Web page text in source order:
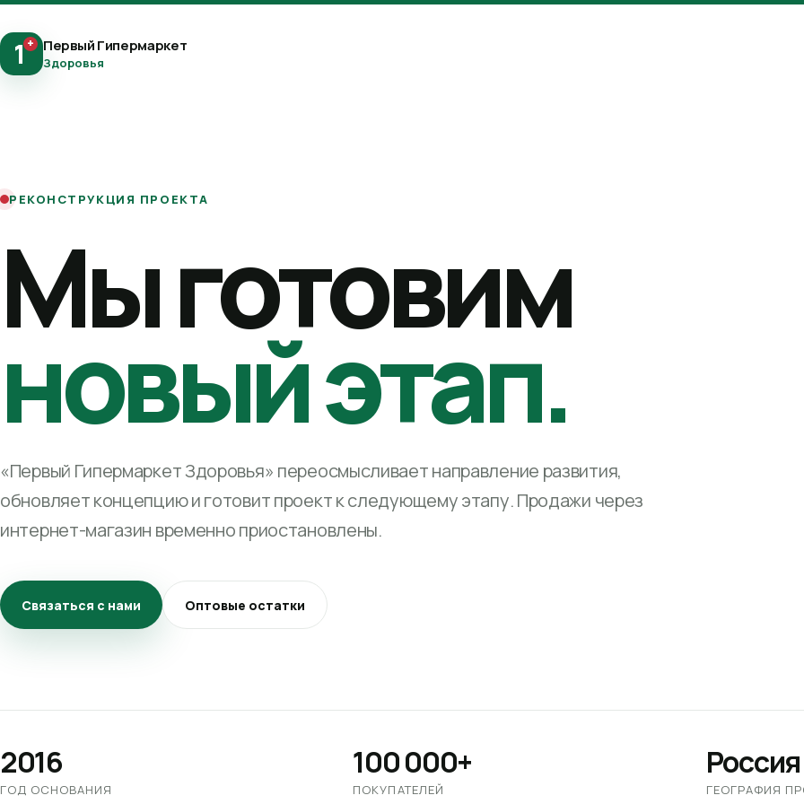
1+ Первый Гипермаркет
Здоровья
РЕКОНСТРУКЦИЯ ПРОЕКТА
Мы готовим
новый этап.
«Первый Гипермаркет Здоровья» переосмысливает направление развития,
обновляет концепцию и готовит проект к следующему этапу. Продажи через
интернет-магазин временно приостановлены.
Связаться с нами Оптовые остатки
2016
ГОД ОСНОВАНИЯ
100 000+
ПОКУПАТЕЛЕЙ
Россия
ГЕОГРАФИЯ